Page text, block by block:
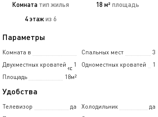
Комната тип жилья 18 м² площадь
4 этажиз 6
Параметры
Комната в
5-комнатной квартире
Спальных мест
3
Двухместных кроватей
1 Одноместных кроватей
1
Площадь
18м²
Удобства
Телевизор да Холодильник
да